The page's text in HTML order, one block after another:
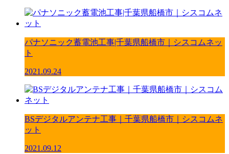
パナソニック蓄電池工事|千葉県船橋市｜シスコムネッ
ト
2021.09.24
BSデジタルアンテナ工事｜千葉県船橋市｜シスコムネ
ット
2021.09.12